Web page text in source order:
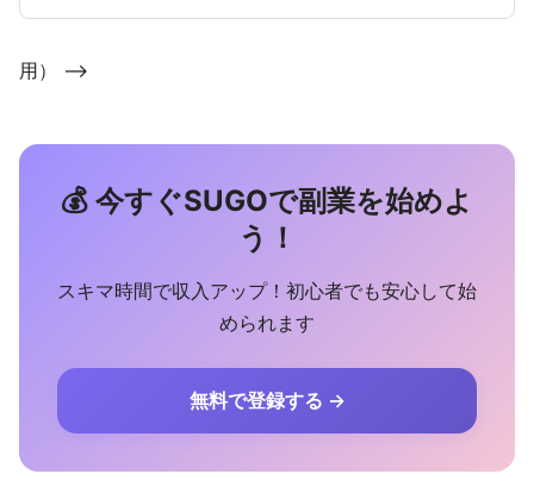
用） -->
💰 今すぐSUGOで副業を始めよ
う！
スキマ時間で収入アップ！初心者でも安心して始
められます
無料で登録する →